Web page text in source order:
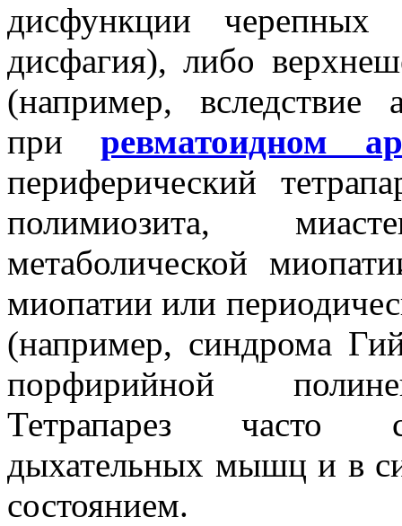
дисфункции черепных
дисфагия), либо
(например, вследствие
при ревматоидном
периферический
полимиозита,
метаболической
миопатии или
(например, синдрома
порфирийной
Тетрапарез часто
дыхательных мышц и в
состоянием.